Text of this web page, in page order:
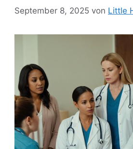
September 8, 2025 von Little